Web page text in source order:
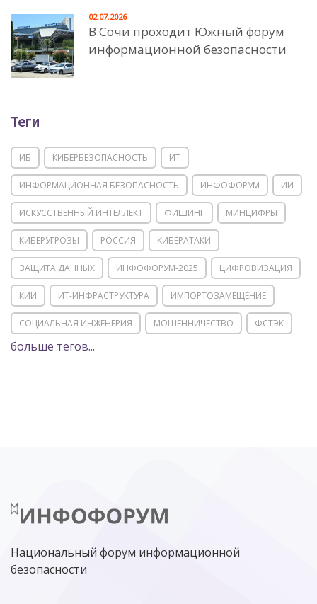
В Сочи проходит Южный форум
информационной безопасности
02.07.2026
Теги
ИБ КИБЕРБЕЗОПАСНОСТЬ ИТ
ИНФОРМАЦИОННАЯ БЕЗОПАСНОСТЬ ИНФОФОРУМ ИИ
ИСКУССТВЕННЫЙ ИНТЕЛЛЕКТ ФИШИНГ МИНЦИФРЫ
КИБЕРУГРОЗЫ РОССИЯ КИБЕРАТАКИ
ЗАЩИТА ДАННЫХ ИНФОФОРУМ-2025 ЦИФРОВИЗАЦИЯ
КИИ ИТ-ИНФРАСТРУКТУРА ИМПОРТОЗАМЕЩЕНИЕ
СОЦИАЛЬНАЯ ИНЖЕНЕРИЯ МОШЕННИЧЕСТВО ФСТЭК
POSITIVE TECHNOLOGIES
МИНЦИФРЫ РОССИИ NGFW
больше тегов...
Национальный форум информационной
безопасности